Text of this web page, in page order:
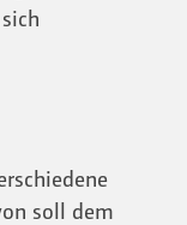
soll dem